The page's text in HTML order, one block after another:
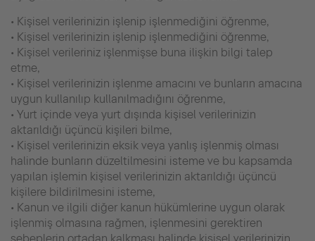
• Kişisel verilerinizin işlenip işlenmediğini öğrenme,
• Kişisel verilerinizin işlenip işlenmediğini öğrenme,
• Kişisel verileriniz işlenmişse buna ilişkin bilgi talep
etme,
• Kişisel verilerinizin işlenme amacını ve bunların amacına
uygun kullanılıp kullanılmadığını öğrenme,
• Yurt içinde veya yurt dışında kişisel verilerinizin
aktarıldığı üçüncü kişileri bilme,
• Kişisel verilerinizin eksik veya yanlış işlenmiş olması
halinde bunların düzeltilmesini isteme ve bu kapsamda
yapılan işlemin kişisel verilerinizin aktarıldığı üçüncü
kişilere bildirilmesini isteme,
• Kanun ve ilgili diğer kanun hükümlerine uygun olarak
işlenmiş olmasına rağmen, işlenmesini gerektiren
sebeplerin ortadan kalkması halinde kişisel verilerinizin